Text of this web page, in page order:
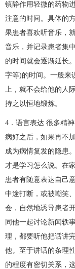
镇静作用轻微的药物
注意的时间。具体的
果患者喜欢听音乐，
音乐，并记录患者集
的时间就会逐渐延长
字等)的时间。一般来
上，就不会给他的人
持之以恒地锻炼。
4．语言表达 很多精
病好之后，如果再不
成为病情复发的隐患
才是学习怎么说。在
患者有随意表达自己
中途打断，或被嘲笑
会，自然地诱导患者
同他一起讨论新闻轶
理，都要听他把话讲
他。至于讲话的条理
的程度有密切关系，